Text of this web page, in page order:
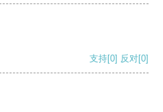
支持[0] 反对[0]